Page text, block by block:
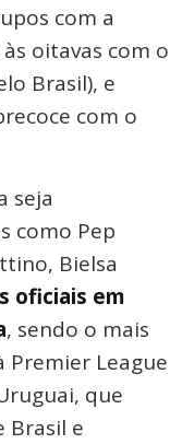
com a
oitavas com o
Brasil), e
com o
seja
como Pep
Bielsa
oficiais em
, sendo o mais
Premier League
que
Brasil e